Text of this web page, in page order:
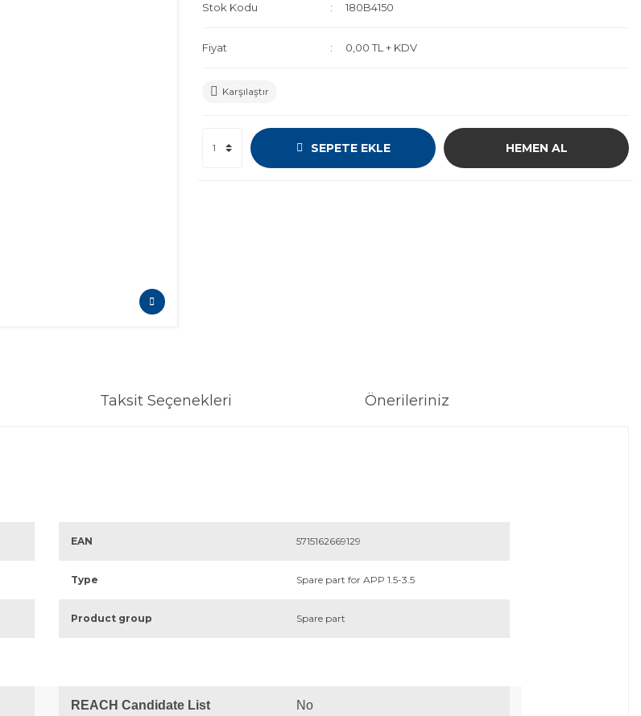
Stok Kodu 180B4150
Fiyat 0,00 TL + KDV
Karşılaştır
SEPETE EKLE HEMEN AL
Taksit Seçenekleri Önerileriniz
EAN 5715162669129
Type Spare part for APP 1.5-3.5
Product group Spare part
REACH Candidate List
No